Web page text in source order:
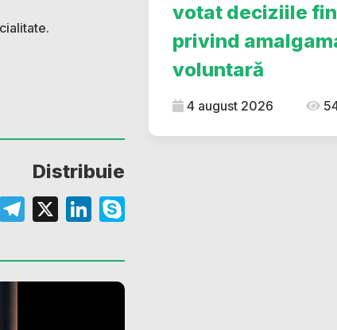
Distribuie
WhatsApp
Telegram
X LinkedIn
votat deciziile
privind
voluntară
4 august 2026